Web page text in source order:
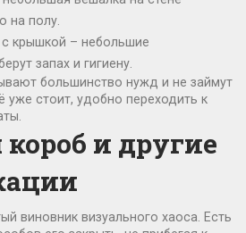
на полу.
крышкой – небольшие
запах и гигиену.
большинство нужд и не займут
уже стоит, удобно переходить к
и другие
виновник визуального хаоса. Есть